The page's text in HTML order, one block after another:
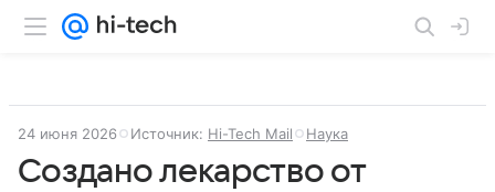
24 июня 2026 Источник: Hi-Tech Mail Наука
Создано лекарство от